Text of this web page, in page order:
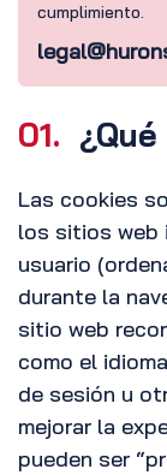
cumplimiento.
01.
Las cookies
los sitios web
usuario
durante la
sitio web
como el
de sesión u
mejorar la
pueden ser